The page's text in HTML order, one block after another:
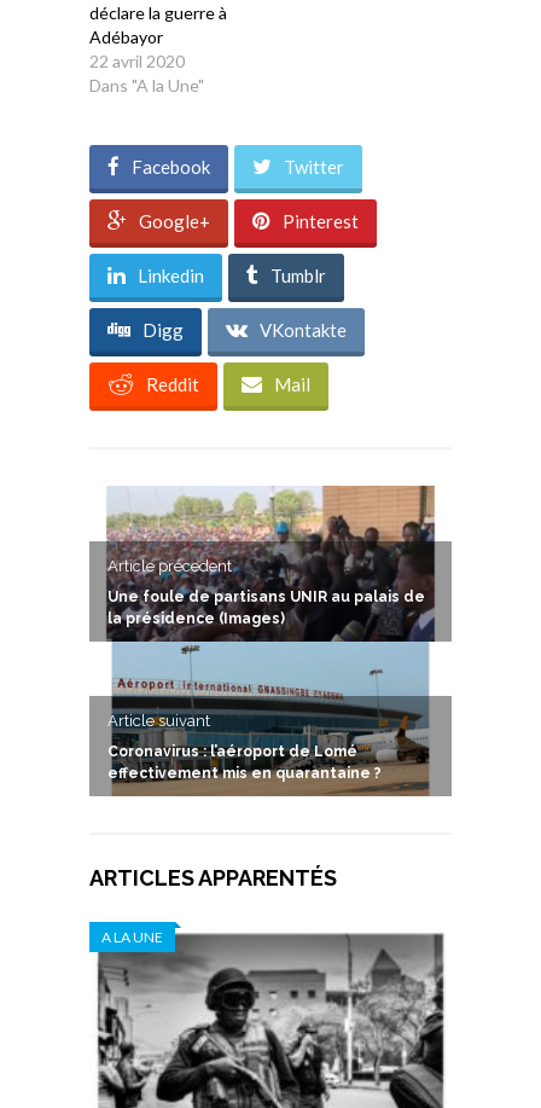
déclare la guerre à
Adébayor
22 avril 2020
Dans "A la Une"
Facebook Twitter
Google+ Pinterest
Linkedin Tumblr
Digg VKontakte
Reddit Mail
Article précedent
Une foule de partisans UNIR au palais de
la présidence (Images)
Article suivant
Coronavirus : l’aéroport de Lomé
effectivement mis en quarantaine ?
ARTICLES APPARENTÉS
A LA UNE